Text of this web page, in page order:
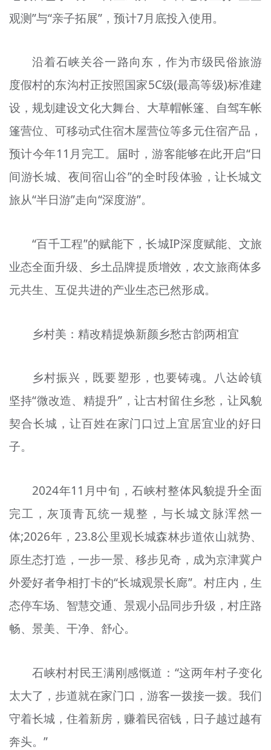
观测”与“亲子拓展”，预计7月底投入使用。
沿着石峡关谷一路向东，作为市级民俗旅游
度假村的东沟村正按照国家5C级(最高等级)标准建
设，规划建设文化大舞台、大草帽帐篷、自驾车帐
篷营位、可移动式住宿木屋营位等多元住宿产品，
预计今年11月完工。届时，游客能够在此开启“日
间游长城、夜间宿山谷”的全时段体验，让长城文
旅从“半日游”走向“深度游”。
“百千工程”的赋能下，长城IP深度赋能、文旅
业态全面升级、乡土品牌提质增效，农文旅商体多
元共生、互促共进的产业生态已然形成。
乡村美：精改精提焕新颜乡愁古韵两相宜
乡村振兴，既要塑形，也要铸魂。八达岭镇
坚持“微改造、精提升”，让古村留住乡愁，让风貌
契合长城，让百姓在家门口过上宜居宜业的好日
子。
2024年11月中旬，石峡村整体风貌提升全面
完工，灰顶青瓦统一规整，与长城文脉浑然一
体;2026年，23.8公里观长城森林步道依山就势、
原生态打造，一步一景、移步见奇，成为京津冀户
外爱好者争相打卡的“长城观景长廊”。村庄内，生
态停车场、智慧交通、景观小品同步升级，村庄路
畅、景美、干净、舒心。
石峡村村民王满刚感慨道：“这两年村子变化
太大了，步道就在家门口，游客一拨接一拨。我们
守着长城，住着新房，赚着民宿钱，日子越过越有
奔头。”